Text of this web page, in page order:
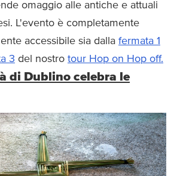
omaggio alle antiche e attuali
L'evento è completamente
accessibile sia dalla fermata 1
3 del nostro tour Hop on Hop off.
di Dublino celebra le